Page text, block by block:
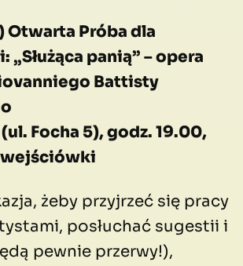
Otwarta Próba dla
panią” – opera
Battisty
Focha 5), godz. 19.00,
żeby przyjrzeć się pracy
posłuchać sugestii i
pewnie przerwy!),